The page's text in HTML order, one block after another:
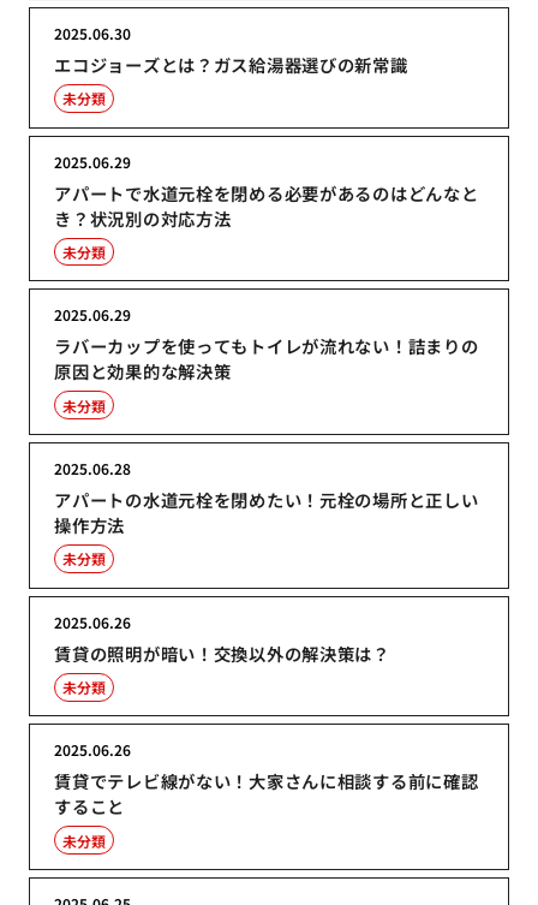
エコジョーズとは？ガス給湯器選びの新常識
2025.06.30
未分類
アパートで水道元栓を閉める必要があるのはどんなと
き？状況別の対応方法
2025.06.29
未分類
ラバーカップを使ってもトイレが流れない！詰まりの
原因と効果的な解決策
2025.06.29
未分類
アパートの水道元栓を閉めたい！元栓の場所と正しい
操作方法
2025.06.28
未分類
賃貸の照明が暗い！交換以外の解決策は？
2025.06.26
未分類
賃貸でテレビ線がない！大家さんに相談する前に確認
すること
2025.06.26
未分類